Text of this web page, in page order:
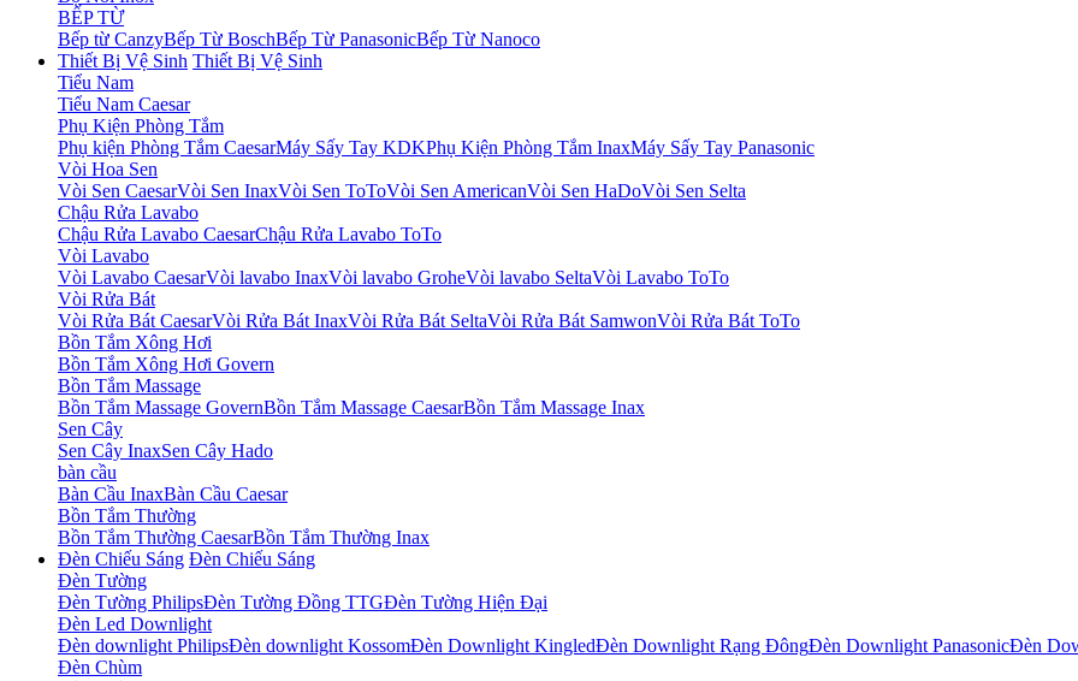
BẾP TỪ
Bếp từ CanzyBếp Từ BoschBếp Từ PanasonicBếp Từ Nanoco
Thiết Bị Vệ Sinh Thiết Bị Vệ Sinh
Tiểu Nam
Tiểu Nam Caesar
Phụ Kiện Phòng Tắm
Phụ kiện Phòng Tắm CaesarMáy Sấy Tay KDKPhụ Kiện Phòng Tắm InaxMáy Sấy Tay Panasonic
Vòi Hoa Sen
Vòi Sen CaesarVòi Sen InaxVòi Sen ToToVòi Sen AmericanVòi Sen HaDoVòi Sen Selta
Chậu Rửa Lavabo
Chậu Rửa Lavabo CaesarChậu Rửa Lavabo ToTo
Vòi Lavabo
Vòi Lavabo CaesarVòi lavabo InaxVòi lavabo GroheVòi lavabo SeltaVòi Lavabo ToTo
Vòi Rửa Bát
Vòi Rửa Bát CaesarVòi Rửa Bát InaxVòi Rửa Bát SeltaVòi Rửa Bát SamwonVòi Rửa Bát ToTo
Bồn Tắm Xông Hơi
Bồn Tắm Xông Hơi Govern
Bồn Tắm Massage
Bồn Tắm Massage GovernBồn Tắm Massage CaesarBồn Tắm Massage Inax
Sen Cây
Sen Cây InaxSen Cây Hado
bàn cầu
Bàn Cầu InaxBàn Cầu Caesar
Bồn Tắm Thường
Bồn Tắm Thường CaesarBồn Tắm Thường Inax
Đèn Chiếu Sáng Đèn Chiếu Sáng
Đèn Tường
Đèn Tường PhilipsĐèn Tường Đồng TTGĐèn Tường Hiện Đại
Đèn Led Downlight
Đèn downlight PhilipsĐèn downlight KossomĐèn Downlight KingledĐèn Downlight Rạng ĐôngĐèn Downlight PanasonicĐèn
Đèn Chùm